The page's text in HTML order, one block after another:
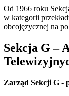
Od 1966 roku
w kategorii
obcojęzycznej na
Sekcja G –
Zarząd Sekcji G -